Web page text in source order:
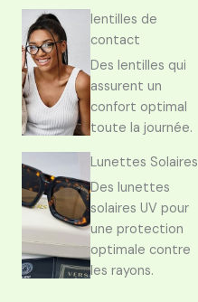
lentilles de
contact
Des lentilles qui
assurent un
confort optimal
toute la journée.
Lunettes Solaires
Des lunettes
solaires UV pour
une protection
optimale contre
les rayons.